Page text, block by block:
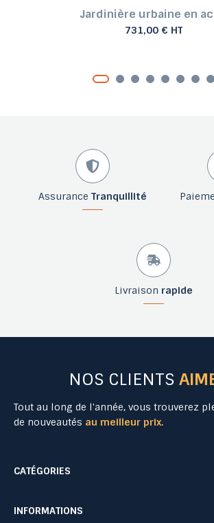
Jardinière urbaine en
731,00 € HT
Assurance Tranquillité
Livraison rapide
NOS CLIENTS
Tout au long de l'année, vous trouverez
de nouveautés au meilleur prix.
CATÉGORIES
INFORMATIONS